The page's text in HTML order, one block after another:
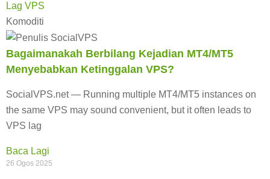
Komoditi
Bagaimanakah Berbilang Kejadian MT4/MT5
Menyebabkan Ketinggalan VPS?
SocialVPS.net — Running multiple MT4/MT5 instances on
the same VPS may sound convenient, but it often leads to
VPS lag
Baca Lagi
26 Ogos 2025